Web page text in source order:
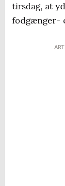
tirsdag, at
fodgænger-